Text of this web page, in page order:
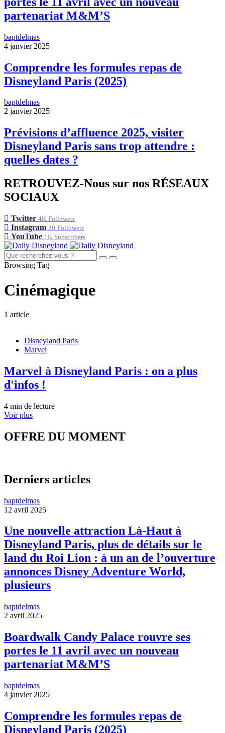
partenariat M&M’S
baptdelmas
4 janvier 2025
Comprendre les formules repas de
Disneyland Paris (2025)
baptdelmas
2 janvier 2025
Prévisions d’affluence 2025, visiter
Disneyland Paris sans trop attendre :
quelles dates ?
RETROUVEZ-Nous sur nos RÉSEAUX
SOCIAUX
Twitter 4K Followers
Instagram 20 Followers
YouTube 1K Subscribers
Browsing Tag
Cinémagique
1 article
Disneyland Paris
Marvel
Marvel à Disneyland Paris : on a plus
d'infos !
4 min de lecture
Voir plus
OFFRE DU MOMENT
Derniers articles
baptdelmas
12 avril 2025
Une nouvelle attraction Là-Haut à
Disneyland Paris, plus de détails sur le
land du Roi Lion : à un an de l’ouverture
annonces Disney Adventure World,
plusieurs
baptdelmas
2 avril 2025
Boardwalk Candy Palace rouvre ses
portes le 11 avril avec un nouveau
partenariat M&M’S
baptdelmas
4 janvier 2025
Comprendre les formules repas de
Disneyland Paris (2025)